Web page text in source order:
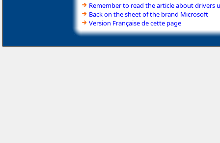
Remember to read the article about drivers
Back on the sheet of the brand Microsoft
Version Française de cette page